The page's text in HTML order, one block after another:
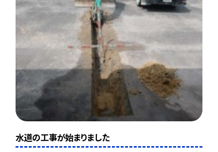
水道の工事が始まりました